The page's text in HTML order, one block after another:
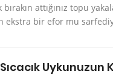
attığınız topu
ekstra bir efor mu
Uykunuzun